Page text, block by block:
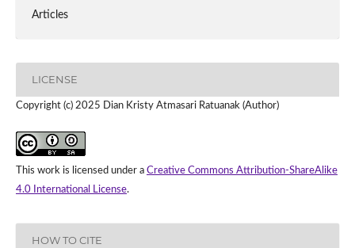
Articles
LICENSE
Copyright (c) 2025 Dian Kristy Atmasari Ratuanak (Author)
This work is licensed under a Creative Commons Attribution-ShareAlike
4.0 International License.
HOW TO CITE